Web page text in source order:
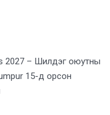
2027 – Шилдэг оюутны
15-д орсон